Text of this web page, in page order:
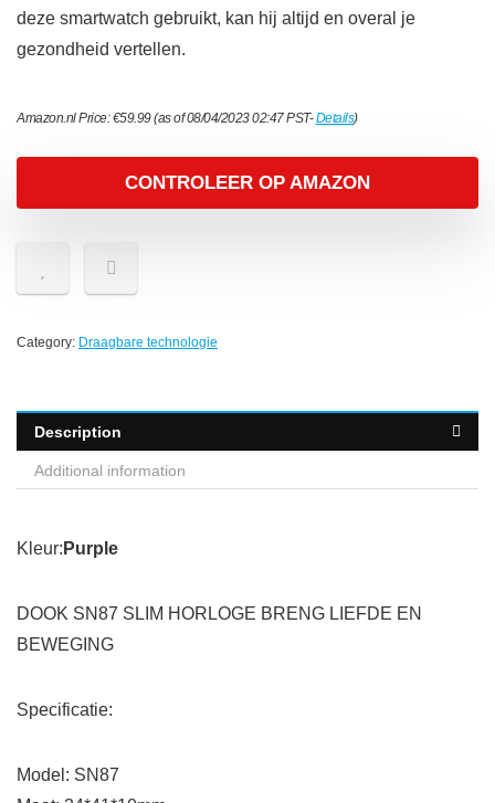
deze smartwatch gebruikt, kan hij altijd en overal je
gezondheid vertellen.
Amazon.nl Price:€59.99(as of 08/04/2023 02:47 PST-Details)
CONTROLEER OP AMAZON
Category: Draagbare technologie
Description
Additional information
Kleur: Purple
DOOK SN87 SLIM HORLOGE BRENG LIEFDE EN
BEWEGING
Specificatie:
Model: SN87